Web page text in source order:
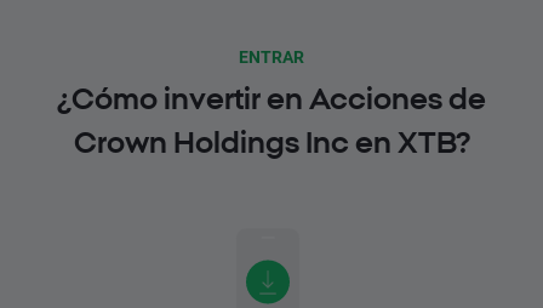
ENTRAR
¿Cómo invertir en Acciones de
Crown Holdings Inc en XTB?